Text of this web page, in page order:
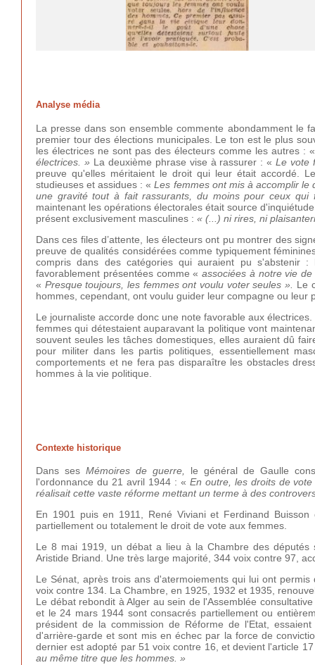
Analyse média
La presse dans son ensemble commente abondamment le
premier tour des élections municipales. Le ton est le plus
les électrices ne sont pas des électeurs comme les autres :
électrices. » La deuxième phrase vise à rassurer : «Le vote
preuve qu'elles méritaient le droit qui leur était accordé.
studieuses et assidues : «Les femmes ont mis à accomplir le
une gravité tout à fait rassurants, du moins pour ceux
maintenant les opérations électorales était source
présent exclusivement masculines : « (...) ni rires, ni
Dans ces files d’attente, les électeurs ont pu montrer des
preuve de qualités considérées comme typiquement
compris dans des catégories qui auraient pu s'abstenir
favorablement présentées comme « associées à notre vie de
« Presque toujours, les femmes ont voulu voter seules ». Le
hommes, cependant, ont voulu guider leur compagne ou leur
Le journaliste accorde donc une note favorable aux
femmes qui détestaient auparavant la politique vont
souvent seules les tâches domestiques, elles auraient dû
pour militer dans les partis politiques, essentiellement
comportements et ne fera pas disparaître les obstacles
hommes à la vie politique.
Contexte historique
Dans sesMémoires de guerre, le général de Gaulle
l'ordonnance du 21 avril 1944 : « En outre, les droits de
réalisait cette vaste réforme mettant un terme à des
En 1901 puis en 1911, René Viviani et Ferdinand
partiellement ou totalement le droit de vote aux femmes.
Le 8 mai 1919, un débat a lieu à la Chambre des
Aristide Briand. Une très large majorité, 344 voix contre 97,
Le Sénat, après trois ans d'atermoiements qui lui ont
voix contre 134. La Chambre, en 1925, 1932 et 1935,
Le débat rebondit à Alger au sein de l'Assemblée
et le 24 mars 1944 sont consacrés partiellement ou
président de la commission de Réforme de l'Etat,
d'arrière-garde et sont mis en échec par la force de
dernier est adopté par 51 voix contre 16, et devient l'article
au même titre que les hommes. »